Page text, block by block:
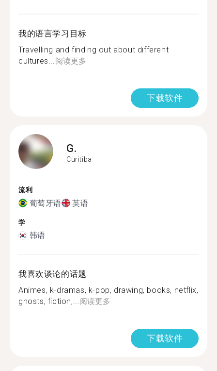
我的语言学习目标
Travelling and finding out about different
cultures...阅读更多
下载软件
G.
Curitiba
流利
葡萄牙语 英语
学
韩语
我喜欢谈论的话题
Animes, k-dramas, k-pop, drawing, books, netflix,
ghosts, fiction,...阅读更多
下载软件